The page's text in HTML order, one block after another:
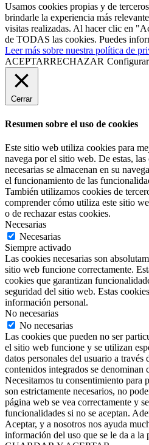
Usamos cookies propias y de
brindarle la experiencia más
visitas realizadas. Al hacer clic en
de TODAS las cookies. Puedes
Leer más sobre nuestra política de
ACEPTARRECHAZAR
Cerrar
Resumen sobre el uso de cookies
Este sitio web utiliza cookies para
navega por el sitio web. De estas,
necesarias se almacenan en su
el funcionamiento de las
También utilizamos cookies de
comprender cómo utiliza este sitio
o de rechazar estas cookies.
Necesarias
Necesarias
Siempre activado
Las cookies necesarias son
sitio web funcione correctamente.
cookies que garantizan
seguridad del sitio web. Estas
información personal.
No necesarias
No necesarias
Las cookies que pueden no ser
el sitio web funcione y se utilizan
datos personales del usuario a
contenidos integrados se denominan
Necesitamos tu consentimiento para
son estrictamente necesarios, no
página web se vea correctamente y
funcionalidades si no se aceptan.
Aceptar, y a nosotros nos ayuda
información del uso que se le da a la